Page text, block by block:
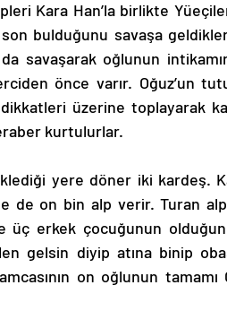
Kara Han’la birlikte
son bulduğunu savaşa
da savaşarak oğlunun
önce varır. Oğuz’un
dikkatleri üzerine toplayarak
kurtulurlar.
yere döner iki kardeş.
de on bin alp verir. Turan alp
üç erkek çocuğunun
gelsin diyip atına binip
on oğlunun